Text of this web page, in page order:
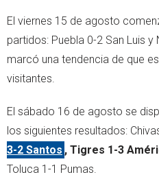
El viernes 15 de agosto
partidos: Puebla 0-2 San Luis
marcó una tendencia de que
visitantes.
El sábado 16 de agosto se
los siguientes resultados:
3-2 Santos , Tigres 1-3
Toluca 1-1 Pumas.